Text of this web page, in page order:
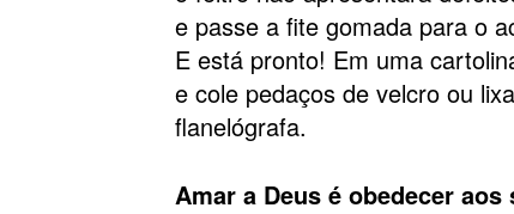
e passe a fite gomada para o
E está pronto! Em uma
e cole pedaços de velcro ou
flanelógrafa.
Amar a Deus é obedecer